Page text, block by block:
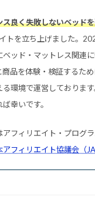
良く失敗しないベッド
トを立ち上げました。
ッド・マットレス関連
品を体験・検証するため
環境で運営しておりま
幸いです。
フィリエイト・プログ
フィリエイト協議会（